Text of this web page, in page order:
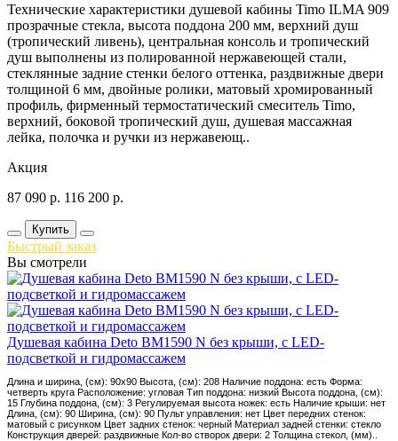
Технические характеристики душевой кабины Timo ILMA 909
прозрачные стекла, высота поддона 200 мм, верхний душ
(тропический ливень), центральная консоль и тропический
душ выполнены из полированной нержавеющей стали,
стеклянные задние стенки белого оттенка, раздвижные двери
толщиной 6 мм, двойные ролики, матовый хромированный
профиль, фирменный термостатический смеситель Timo,
верхний, боковой тропический душ, душевая массажная
лейка, полочка и ручки из нержавеющ..
Акция
87 090 р. 116 200 р.
Купить
Быстрый заказ
Вы смотрели
Душевая кабина Deto BM1590 N без крыши, с LED-
подсветкой и гидромассажем
Длина и ширина, (см): 90x90 Высота, (см): 208 Наличие поддона: есть Форма:
четверть круга Расположение: угловая Тип поддона: низкий Высота поддона, (см):
15 Глубина поддона, (см): 3 Регулируемая высота ножек: есть Наличие крыши: нет
Длина, (см): 90 Ширина, (см): 90 Пульт управления: нет Цвет передних стенок:
матовый с рисунком Цвет задних стенок: черный Материал задней стенки: стекло
Конструкция дверей: раздвижные Кол-во створок двери: 2 Толщина стекол, (мм)..